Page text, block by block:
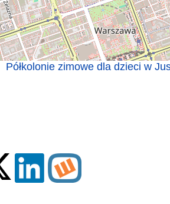
Półkolonie zimowe dla dzieci w